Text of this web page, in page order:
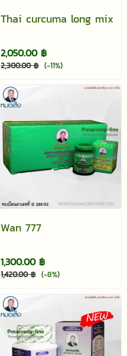
Thai curcuma long mix
2,050.00 ฿
2,300.00 ฿ (-11%)
Wan 777
1,300.00 ฿
1,420.00 ฿ (-8%)